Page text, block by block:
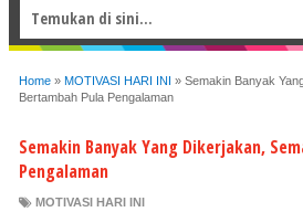
Home » MOTIVASI HARI INI » Semakin Banyak
Bertambah Pula Pengalaman
Semakin Banyak Yang Dikerjakan,
Pengalaman
MOTIVASI HARI INI